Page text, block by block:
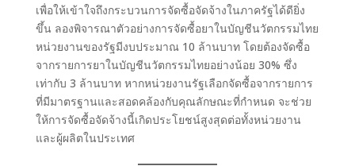
เพื่อให้เข้าใจถึงกระบวนการจัดซื้อจัดจ้างในภาครัฐได้ดียิ่ง
ขึ้น ลองพิจารณาตัวอย่างการจัดซื้อยาในบัญชีนวัตกรรมไทย
หน่วยงานของรัฐมีงบประมาณ 10 ล้านบาท โดยต้องจัดซื้อ
จากรายการยาในบัญชีนวัตกรรมไทยอย่างน้อย 30% ซึ่ง
เท่ากับ 3 ล้านบาท หากหน่วยงานรัฐเลือกจัดซื้อจากรายการ
ที่มีมาตรฐานและสอดคล้องกับคุณลักษณะที่กำหนด จะช่วย
ให้การจัดซื้อจัดจ้างนี้เกิดประโยชน์สูงสุดต่อทั้งหน่วยงาน
และผู้ผลิตในประเทศ